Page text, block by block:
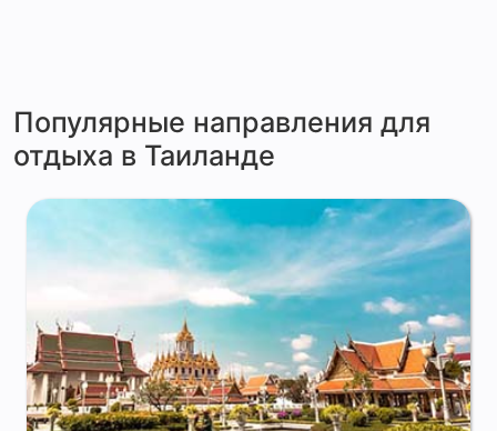
Популярные направления для
отдыха в Таиланде